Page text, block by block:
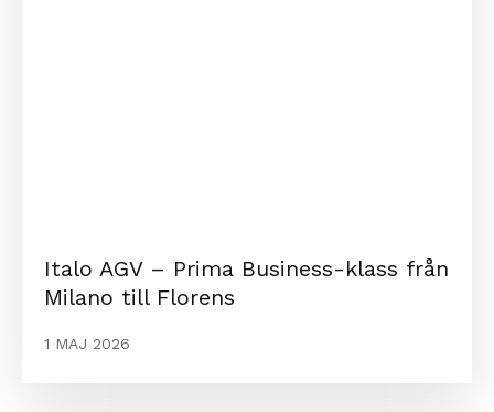
Italo AGV – Prima Business-klass från
Milano till Florens
1 MAJ 2026